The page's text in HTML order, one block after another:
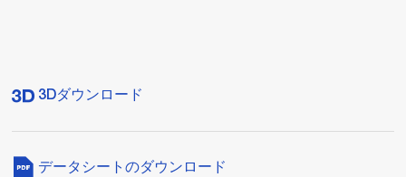
3Dダウンロード
データシートのダウンロード